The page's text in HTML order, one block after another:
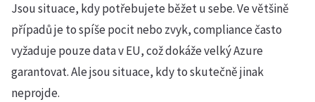
Jsou situace, kdy potřebujete běžet u sebe. Ve většině
případů je to spíše pocit nebo zvyk, compliance často
vyžaduje pouze data v EU, což dokáže velký Azure
garantovat. Ale jsou situace, kdy to skutečně jinak
neprojde.